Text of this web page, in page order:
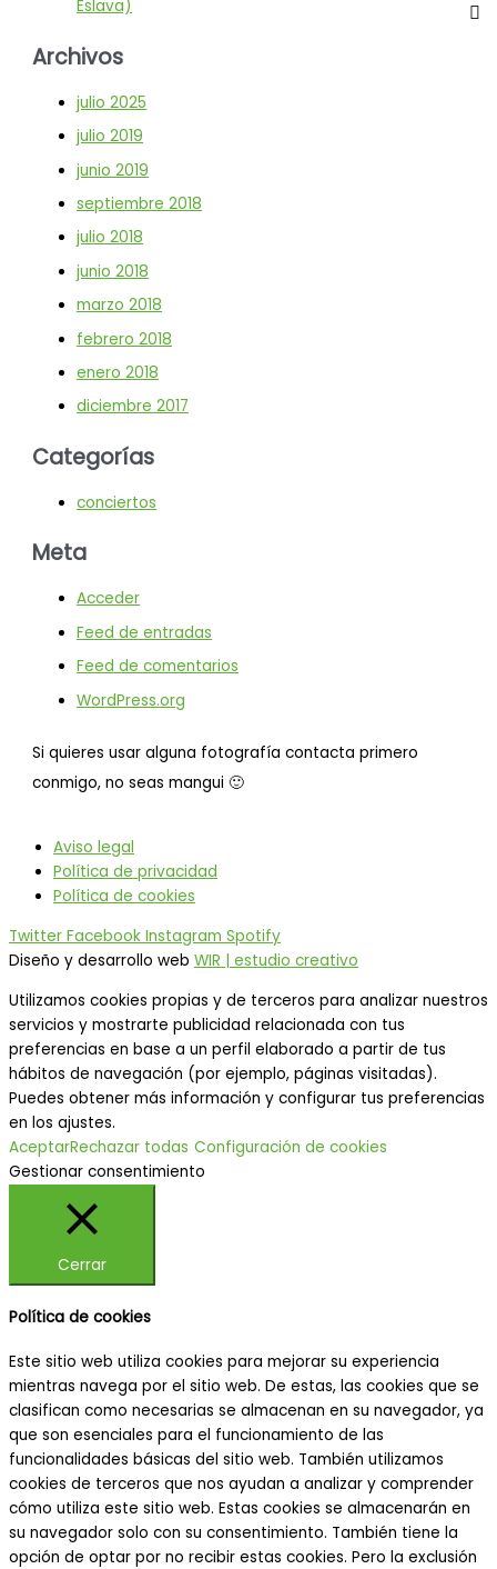
Eslava)
Archivos
julio 2025
julio 2019
junio 2019
septiembre 2018
julio 2018
junio 2018
marzo 2018
febrero 2018
enero 2018
diciembre 2017
Categorías
conciertos
Meta
Acceder
Feed de entradas
Feed de comentarios
WordPress.org
Si quieres usar alguna fotografía contacta primero
conmigo, no seas mangui 🙂
Aviso legal
Política de privacidad
Política de cookies
Twitter Facebook Instagram Spotify
Diseño y desarrollo web WIR | estudio creativo
Utilizamos cookies propias y de terceros para analizar nuestros
servicios y mostrarte publicidad relacionada con tus
preferencias en base a un perfil elaborado a partir de tus
hábitos de navegación (por ejemplo, páginas visitadas).
Puedes obtener más información y configurar tus preferencias
en los ajustes.
AceptarRechazar todas Configuración de cookies
Gestionar consentimiento
Cerrar
Política de cookies
Este sitio web utiliza cookies para mejorar su experiencia
mientras navega por el sitio web. De estas, las cookies que se
clasifican como necesarias se almacenan en su navegador, ya
que son esenciales para el funcionamiento de las
funcionalidades básicas del sitio web. También utilizamos
cookies de terceros que nos ayudan a analizar y comprender
cómo utiliza este sitio web. Estas cookies se almacenarán en
su navegador solo con su consentimiento. También tiene la
opción de optar por no recibir estas cookies. Pero la exclusión